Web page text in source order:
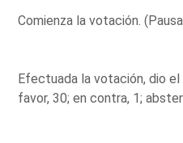
Comienza la votación.
Efectuada la votación, dio
favor, 30; en contra, 1;